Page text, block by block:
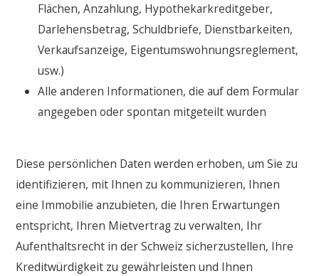
Flächen, Anzahlung, Hypothekarkreditgeber,
Darlehensbetrag, Schuldbriefe, Dienstbarkeiten,
Verkaufsanzeige, Eigentumswohnungsreglement,
usw.)
Alle anderen Informationen, die auf dem Formular
angegeben oder spontan mitgeteilt wurden
Diese persönlichen Daten werden erhoben, um Sie zu
identifizieren, mit Ihnen zu kommunizieren, Ihnen
eine Immobilie anzubieten, die Ihren Erwartungen
entspricht, Ihren Mietvertrag zu verwalten, Ihr
Aufenthaltsrecht in der Schweiz sicherzustellen, Ihre
Kreditwürdigkeit zu gewährleisten und Ihnen